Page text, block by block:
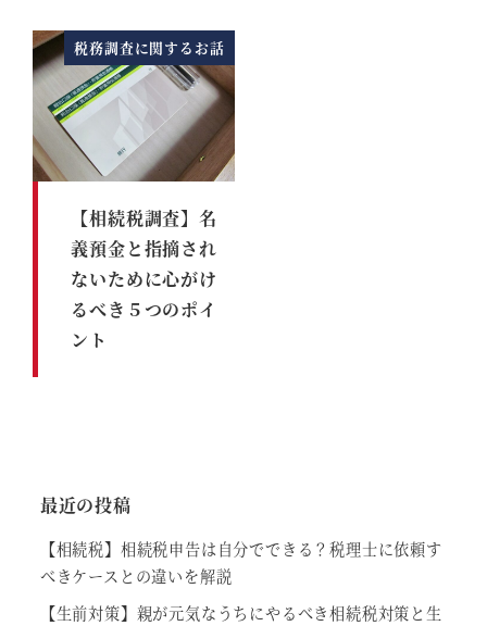
税務調査に関するお話
【相続税調査】名
義預金と指摘され
ないために心がけ
るべき５つのポイ
ント
最近の投稿
【相続税】相続税申告は自分でできる？税理士に依頼す
べきケースとの違いを解説
【生前対策】親が元気なうちにやるべき相続税対策と生